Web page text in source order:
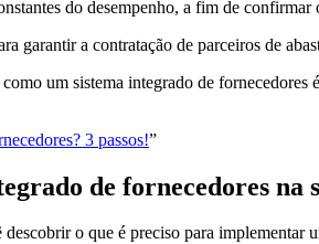
do desempenho, a fim de
garantir a contratação de parceiros de
um sistema integrado de
3 passos!”
de fornecedores na
o que é preciso para implementar